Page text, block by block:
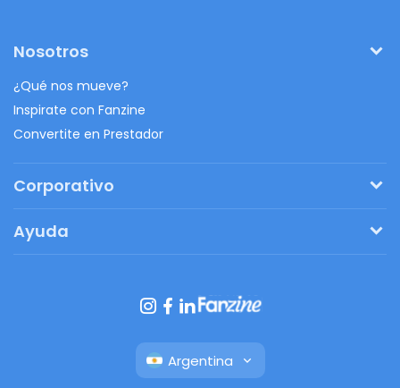
Nosotros
¿Qué nos mueve?
Inspirate con Fanzine
Convertite en Prestador
Corporativo
Regalos originales
Ayuda
Botón de arrepentimiento
Argentina